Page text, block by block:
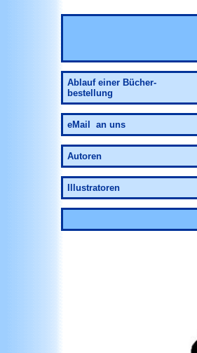
Ablauf einer Bücher-
bestellung
eMail an uns
Autoren
Illustratoren